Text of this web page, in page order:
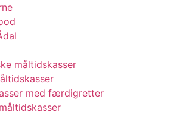
måltidskasser
med færdigretter